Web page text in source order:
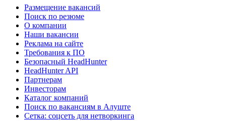
Размещение вакансий
Поиск по резюме
О компании
Наши вакансии
Реклама на сайте
Требования к ПО
Безопасный HeadHunter
HeadHunter API
Партнерам
Инвесторам
Каталог компаний
Поиск по вакансиям в Алуште
Сетка: соцсеть для нетворкинга